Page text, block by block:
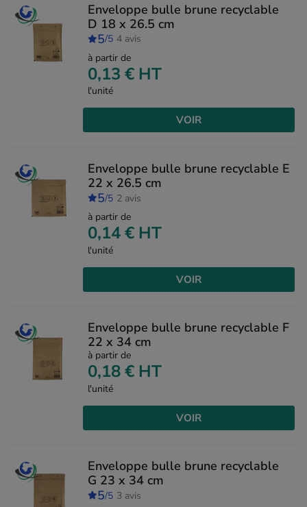
Enveloppe bulle brune recyclable
D 18 x 26.5 cm
5/5 4 avis
à partir de
0,13 € HT
l'unité
VOIR
Enveloppe bulle brune recyclable E
22 x 26.5 cm
5/5 2 avis
à partir de
0,14 € HT
l'unité
VOIR
Enveloppe bulle brune recyclable F
22 x 34 cm
à partir de
0,18 € HT
l'unité
VOIR
Enveloppe bulle brune recyclable
G 23 x 34 cm
5/5 3 avis